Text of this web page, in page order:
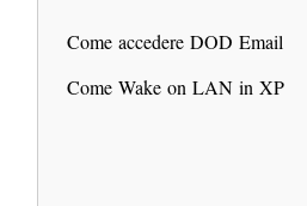
Come accedere DOD Email
Come Wake on LAN in XP